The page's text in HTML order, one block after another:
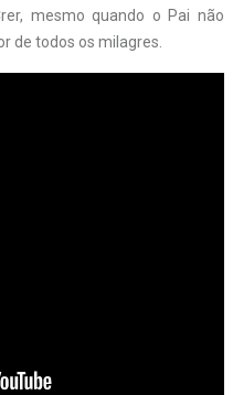
mesmo quando o Pai não
de todos os milagres.